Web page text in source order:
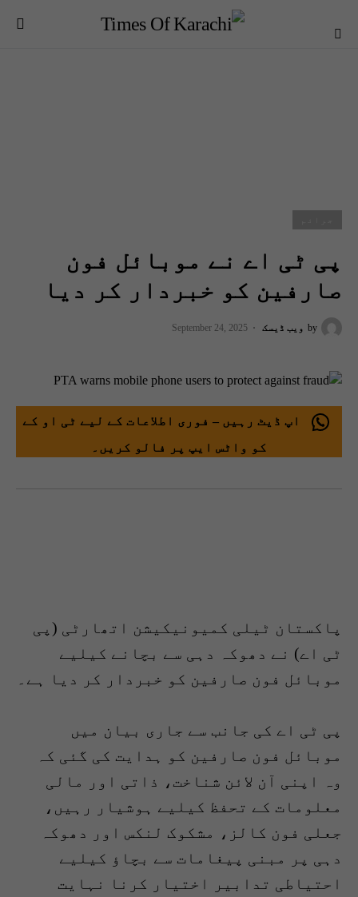
پی ٹی اے نے موبائل فون
صارفین کو خبردار کر دیا
by ویب ڈیسک September 24, 2025
اپ ڈیٹ رہیں – فوری اطلاعات کے لیے ٹی او کے
کو واٹس ایپ پر فالو کریں۔
پاکستان ٹیلی کمیونیکیشن اتھارٹی (پی
ٹی اے) نے دھوکہ دہی سے بچانے کیلیے
موبائل فون صارفین کو خبردار کر دیا ہے۔
پی ٹی اے کی جانب سے جاری بیان میں
موبائل فون صارفین کو ہدایت کی گئی کہ
وہ اپنی آن لائن شناخت، ذاتی اور مالی
معلومات کے تحفظ کیلیے ہوشیار رہیں،
جعلی فون کالز، مشکوک لنکس اور دھوکہ
دہی پر مبنی پیغامات سے بچاؤ کیلیے
احتیاطی تدابیر اختیار کرنا نہایت